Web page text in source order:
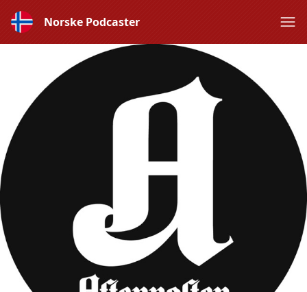
Norske Podcaster